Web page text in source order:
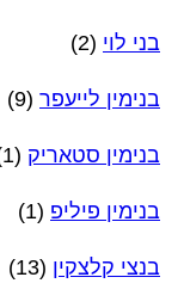
בני לוי (2)
בנימין לייעפר (9)
בנימין סטאריק (1)
בנימין פיליפ (1)
בנצי קלצקין (13)